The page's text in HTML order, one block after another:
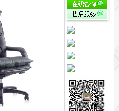
实木文件柜
钢制文件柜